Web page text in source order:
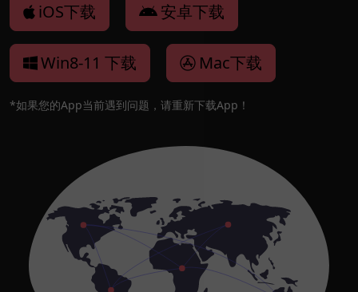
iOS下载 安卓下载
Win8-11 下载 Mac下载
*如果您的App当前遇到问题，请重新下载App！